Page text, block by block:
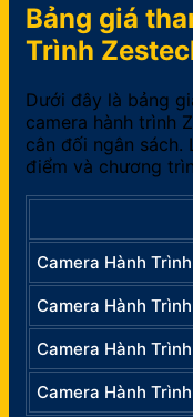
Bảng giá
Trình
Dưới đây là bảng
camera hành trình
cân đối ngân
điểm và chương
Camera Hành
Camera Hành
Camera Hành
Camera Hành